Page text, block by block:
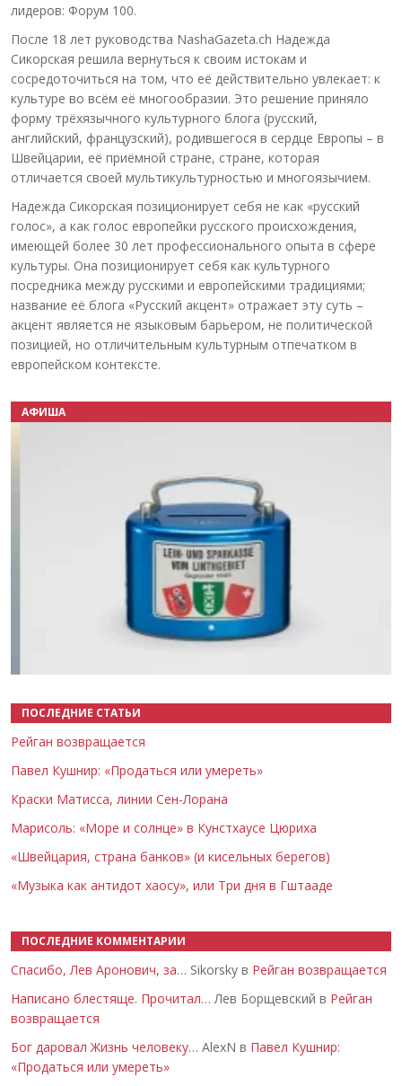
лидеров: Форум 100.
После 18 лет руководства NashaGazeta.ch Надежда
Сикорская решила вернуться к своим истокам и
сосредоточиться на том, что её действительно увлекает: к
культуре во всём её многообразии. Это решение приняло
форму трёхязычного культурного блога (русский,
английский, французский), родившегося в сердце Европы – в
Швейцарии, её приёмной стране, стране, которая
отличается своей мультикультурностью и многоязычием.
Надежда Сикорская позиционирует себя не как «русский
голос», а как голос европейки русского происхождения,
имеющей более 30 лет профессионального опыта в сфере
культуры. Она позиционирует себя как культурного
посредника между русскими и европейскими традициями;
название её блога «Русский акцент» отражает эту суть –
акцент является не языковым барьером, не политической
позицией, но отличительным культурным отпечатком в
европейском контексте.
АФИША
ПОСЛЕДНИЕ СТАТЬИ
Рейган возвращается
Павел Кушнир: «Продаться или умереть»
Краски Матисса, линии Сен-Лорана
Марисоль: «Море и солнце» в Кунстхаусе Цюриха
«Швейцария, страна банков» (и кисельных берегов)
«Музыка как антидот хаосу», или Три дня в Гштааде
ПОСЛЕДНИЕ КОММЕНТАРИИ
Спасибо, Лев Аронович, за… Sikorsky в Рейган возвращается
Написано блестяще. Прочитал… Лев Борщевский в Рейган
возвращается
Бог даровал Жизнь человеку… AlexN в Павел Кушнир:
«Продаться или умереть»